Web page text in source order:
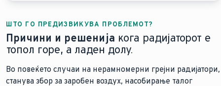
ШТО ГО ПРЕДИЗВИКУВА ПРОБЛЕМОТ?
Причини и решенија кога радијаторот е
топол горе, а ладен долу.
Во повеќето случаи на нерамномерни грејни радијатори,
станува збор за заробен воздух, насобирање талог